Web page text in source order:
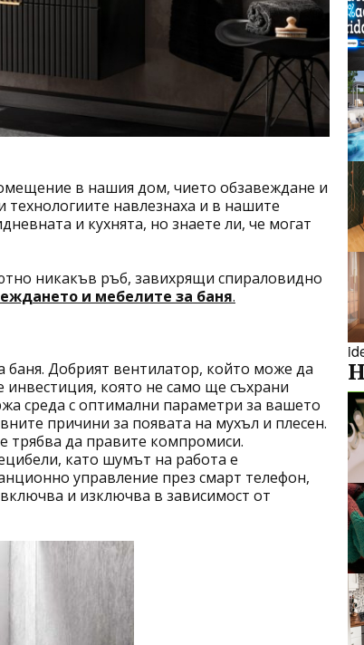
в нашия дом, чието обзавеждане и
навлезнаха и в нашите
и кухнята, но знаете ли, че могат
никакъв ръб, завихрящи спираловидно
и мебелите за баня.
Добрият вентилатор, който може да
която не само ще съхрани
среда с оптимални параметри за вашето
причини за появата на мухъл и плесен.
трябва да правите компромиси.
като шумът на работа е
управление през смарт телефон,
и изключва в зависимост от